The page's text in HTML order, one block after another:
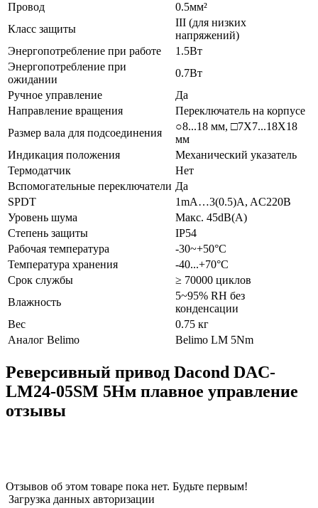
Провод
0.5мм²
Класс защиты
III (для низких
напряжений)
Энергопотребление при работе
1.5Вт
Энергопотребление при
ожидании
0.7Вт
Ручное управление
Да
Направление вращения
Переключатель на корпусе
Размер вала для подсоединения
○8...18 мм, □7X7...18X18
мм
Индикация положения
Механический указатель
Термодатчик
Нет
Вспомогательные переключатели Да
SPDT
1mA…3(0.5)A, AC220В
Уровень шума
Макс. 45dB(A)
Степень защиты
IP54
Рабочая температура
-30~+50°С
Температура хранения
-40...+70°С
Срок службы
≥ 70000 циклов
Влажность
5~95% RH без
конденсации
Вес
0.75 кг
Аналог Belimo
Belimo LM 5Nm
Реверсивный привод Dacond DAC-
LM24-05SM 5Нм плавное управление
отзывы
Отзывов об этом товаре пока нет. Будьте первым!
Загрузка данных авторизации